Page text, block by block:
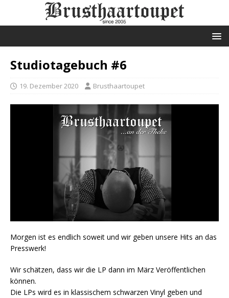
Studiotagebuch #6
19. Dezember 2020 Brusthaartoupet
Morgen ist es endlich soweit und wir geben unsere Hits an das
Presswerk!
Wir schätzen, dass wir die LP dann im März Veröffentlichen
können.
Die LPs wird es in klassischem schwarzen Vinyl geben und